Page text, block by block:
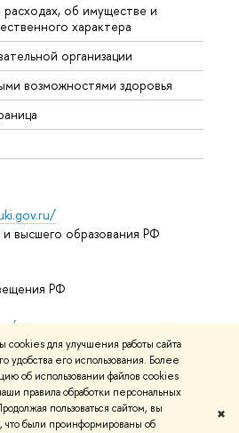
для улучшения работы сайта
его использования. Более
об использовании файлов cookies
правила обработки персональных
пользоваться сайтом, вы
что были проинформированы об
✖
об имуществе и
характера
организации
возможностями здоровья
высшего образования РФ
РФ
mooc
курсы
Адреса и контактыУсловия
Политика конфиденциальности